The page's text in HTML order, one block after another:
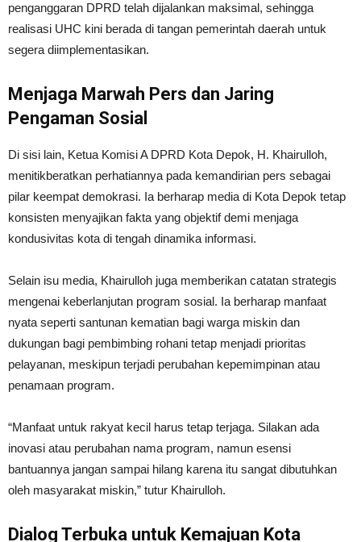
penganggaran DPRD telah dijalankan maksimal, sehingga
realisasi UHC kini berada di tangan pemerintah daerah untuk
segera diimplementasikan.
Menjaga Marwah Pers dan Jaring
Pengaman Sosial
Di sisi lain, Ketua Komisi A DPRD Kota Depok, H. Khairulloh,
menitikberatkan perhatiannya pada kemandirian pers sebagai
pilar keempat demokrasi. Ia berharap media di Kota Depok tetap
konsisten menyajikan fakta yang objektif demi menjaga
kondusivitas kota di tengah dinamika informasi.
Selain isu media, Khairulloh juga memberikan catatan strategis
mengenai keberlanjutan program sosial. Ia berharap manfaat
nyata seperti santunan kematian bagi warga miskin dan
dukungan bagi pembimbing rohani tetap menjadi prioritas
pelayanan, meskipun terjadi perubahan kepemimpinan atau
penamaan program.
“Manfaat untuk rakyat kecil harus tetap terjaga. Silakan ada
inovasi atau perubahan nama program, namun esensi
bantuannya jangan sampai hilang karena itu sangat dibutuhkan
oleh masyarakat miskin,” tutur Khairulloh.
Dialog Terbuka untuk Kemajuan Kota